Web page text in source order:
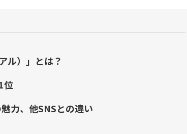
ル）」とは？
位
力、他SNSとの違い